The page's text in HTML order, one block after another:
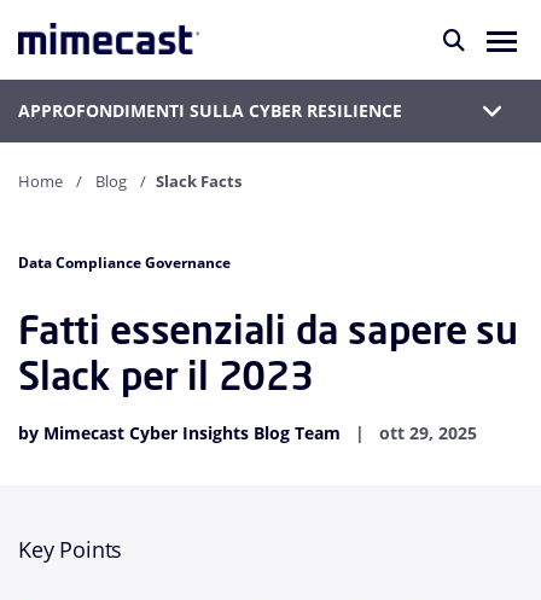
APPROFONDIMENTI SULLA CYBER RESILIENCE
Home Blog Slack Facts
Data Compliance Governance
Fatti essenziali da sapere su
Slack per il 2023
by Mimecast Cyber Insights Blog Team ott 29, 2025
Key Points